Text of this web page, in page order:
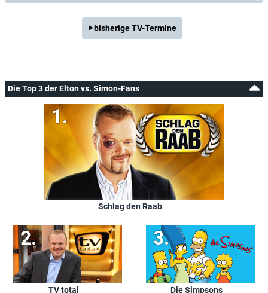
bisherige TV-Termine
Die Top 3 der Elton vs. Simon-Fans
Schlag den Raab
TV total Die Simpsons